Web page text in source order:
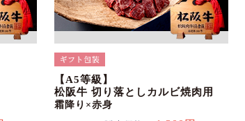
【A5等級】
松阪牛 切り落としカルビ焼肉用
霜降り×赤身